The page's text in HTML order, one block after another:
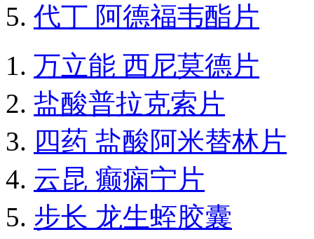
代丁 阿德福韦酯片
万立能 西尼莫德片
盐酸普拉克索片
四药 盐酸阿米替林片
云昆 癫痫宁片
步长 龙生蛭胶囊